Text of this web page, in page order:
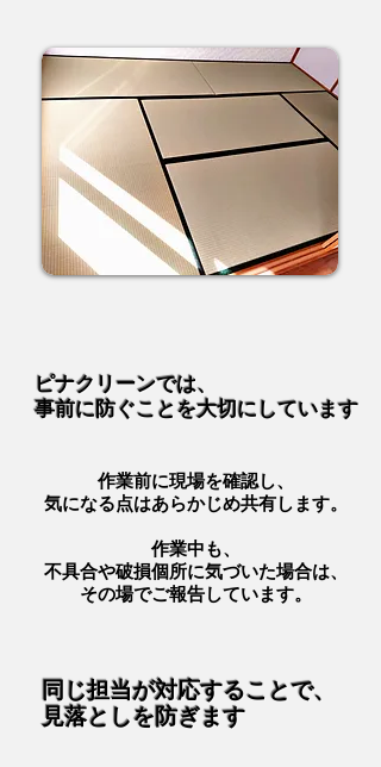
​ピナクリーンでは、
事前に防ぐことを大切にしています
作業前に現場を確認し、
気になる点はあらかじめ共有します。
作業中も、
​不具合や破損個所に気づいた場合は、
その場でご報告しています。​
​同じ担当が対応することで、
見落としを防ぎます